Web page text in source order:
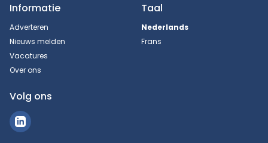
Informatie
Adverteren
Nieuws melden
Vacatures
Over ons
Taal
Nederlands
Frans
Volg ons